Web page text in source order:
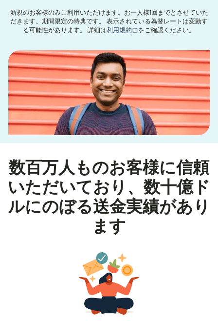
新規のお客様のみご利用いただけます。お一人様1回までとさせていた
だきます。期間限定の特典です。 表示されている為替レートは変動す
る可能性があります。 詳細は利用規約 （別ウィンドウで開きます
をご確認ください。
数百万人ものお客様に信頼
いただいており、数十億ド
ルにのぼる送金実績があり
ます